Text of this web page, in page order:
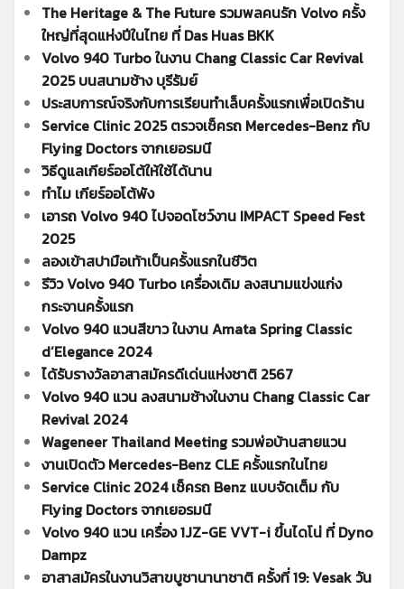
The Heritage & The Future รวมพลคนรัก Volvo ครั้ง
ใหญ่ที่สุดแห่งปีในไทย ที่ Das Huas BKK
Volvo 940 Turbo ในงาน Chang Classic Car Revival
2025 บนสนามช้าง บุรีรัมย์
ประสบการณ์จริงกับการเรียนทำเล็บครั้งแรกเพื่อเปิดร้าน
Service Clinic 2025 ตรวจเช็ครถ Mercedes-Benz กับ
Flying Doctors จากเยอรมนี
วิธีดูแลเกียร์ออโต้ให้ใช้ได้นาน
ทำไม เกียร์ออโต้พัง
เอารถ Volvo 940 ไปจอดโชว์งาน IMPACT Speed Fest
2025
ลองเข้าสปามือเท้าเป็นครั้งแรกในชีวิต
รีวิว Volvo 940 Turbo เครื่องเดิม ลงสนามแข่งแก่ง
กระจานครั้งแรก
Volvo 940 แวนสีขาว ในงาน Amata Spring Classic
d’Elegance 2024
ได้รับรางวัลอาสาสมัครดีเด่นแห่งชาติ 2567
Volvo 940 แวน ลงสนามช้างในงาน Chang Classic Car
Revival 2024
Wageneer Thailand Meeting รวมพ่อบ้านสายแวน
งานเปิดตัว Mercedes-Benz CLE ครั้งแรกในไทย
Service Clinic 2024 เช็ครถ Benz แบบจัดเต็ม กับ
Flying Doctors จากเยอรมนี
Volvo 940 แวน เครื่อง 1JZ-GE VVT-i ขึ้นไดโน่ ที่ Dyno
Dampz
อาสาสมัครในงานวิสาขบูชานานาชาติ ครั้งที่ 19: Vesak วัน